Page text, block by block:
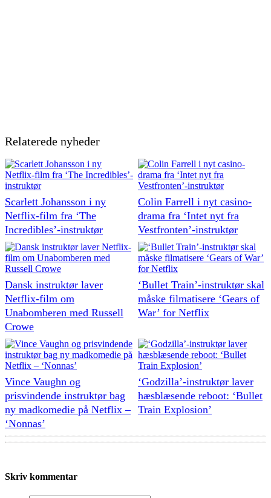
Relaterede nyheder
Scarlett Johansson i ny
Netflix-film fra ‘The
Incredibles’-instruktør
Colin Farrell i nyt casino-
drama fra ‘Intet nyt fra
Vestfronten’-instruktør
Dansk instruktør laver
Netflix-film om
Unabomberen med Russell
Crowe
‘Bullet Train’-instruktør skal
måske filmatisere ‘Gears of
War’ for Netflix
Vince Vaughn og
prisvindende instruktør bag
ny madkomedie på Netflix –
‘Nonnas’
‘Godzilla’-instruktør laver
hæsblæsende reboot: ‘Bullet
Train Explosion’
Skriv kommentar